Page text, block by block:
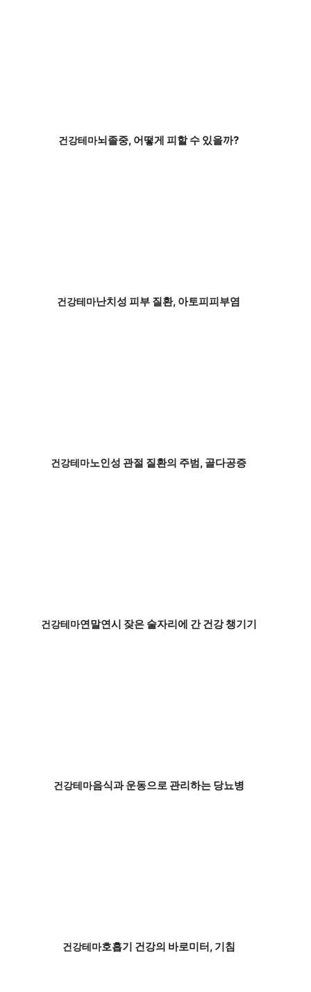
건강테마뇌졸중, 어떻게 피할 수 있을까?
건강테마난치성 피부 질환, 아토피피부염
건강테마노인성 관절 질환의 주범, 골다공증
건강테마연말연시 잦은 술자리에 간 건강 챙기기
건강테마음식과 운동으로 관리하는 당뇨병
건강테마호흡기 건강의 바로미터, 기침